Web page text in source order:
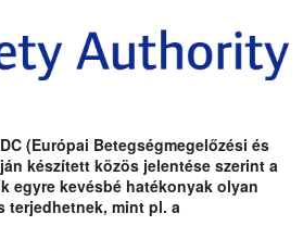
(Európai Betegségmegelőzési és
készített közös jelentése szerint a
egyre kevésbé hatékonyak olyan
terjedhetnek, mint pl. a